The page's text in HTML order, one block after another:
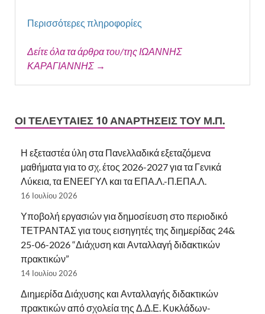
Περισσότερες πληροφορίες
Δείτε όλα τα άρθρα του/της ΙΩΑΝΝΗΣ
ΚΑΡΑΓΙΑΝΝΗΣ →
ΟΙ ΤΕΛΕΥΤΑΊΕΣ 10 ΑΝΑΡΤΉΣΕΙΣ ΤΟΥ Μ.Π.
Η εξεταστέα ύλη στα Πανελλαδικά εξεταζόμενα
μαθήματα για το σχ. έτος 2026-2027 για τα Γενικά
Λύκεια, τα ΕΝΕΕΓΥΛ και τα ΕΠΑ.Λ.-Π.ΕΠΑ.Λ.
16 Ιουλίου 2026
Υποβολή εργασιών για δημοσίευση στο περιοδικό
ΤΕΤΡΑΝΤΑΣ για τους εισηγητές της διημερίδας 24&
25-06-2026 “Διάχυση και Ανταλλαγή διδακτικών
πρακτικών”
14 Ιουλίου 2026
Διημερίδα Διάχυσης και Ανταλλαγής διδακτικών
πρακτικών από σχολεία της Δ.Δ.Ε. Κυκλάδων-